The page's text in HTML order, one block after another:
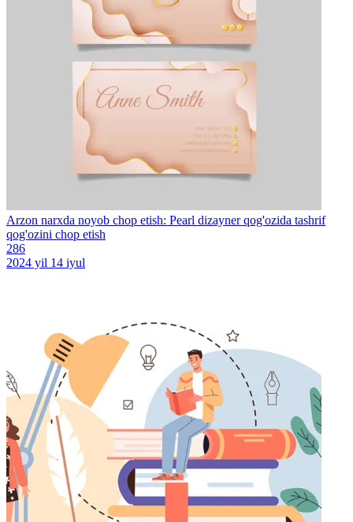
Arzon narxda noyob chop etish: Pearl dizayner qog'ozida tashrif
qog'ozini chop etish
286
2024 yil 14 iyul